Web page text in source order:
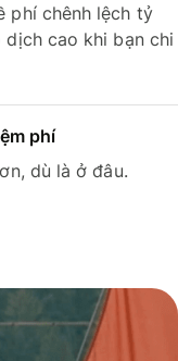
phí chênh lệch tỷ
cao khi bạn chi
phí
dù là ở đâu.